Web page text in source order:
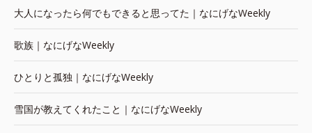
大人になったら何でもできると思ってた｜なにげなWeekly
歌族｜なにげなWeekly
ひとりと孤独｜なにげなWeekly
雪国が教えてくれたこと｜なにげなWeekly